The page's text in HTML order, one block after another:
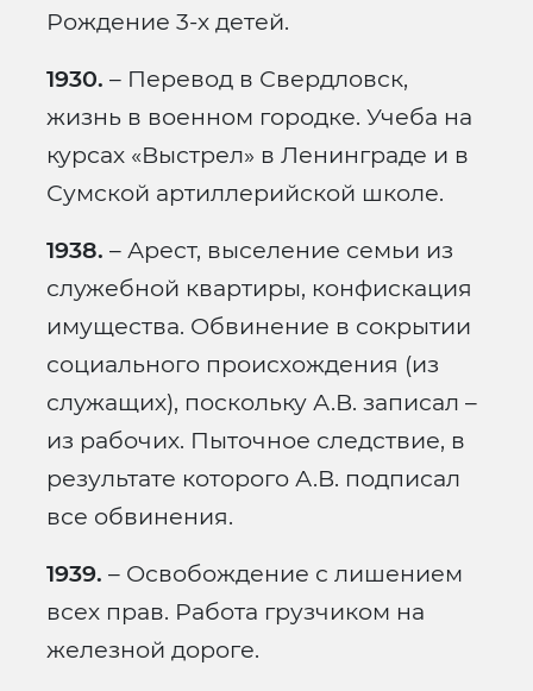
Рождение 3-х детей.
1930. – Перевод в Свердловск,
жизнь в военном городке. Учеба на
курсах «Выстрел» в Ленинграде и в
Сумской артиллерийской школе.
1938. – Арест, выселение семьи из
служебной квартиры, конфискация
имущества. Обвинение в сокрытии
социального происхождения (из
служащих), поскольку А.В. записал –
из рабочих. Пыточное следствие, в
результате которого А.В. подписал
все обвинения.
1939. – Освобождение с лишением
всех прав. Работа грузчиком на
железной дороге.